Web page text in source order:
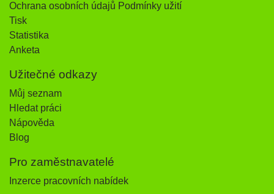
Ochrana osobních údajů Podmínky užití
Tisk
Statistika
Anketa
Užitečné odkazy
Můj seznam
Hledat práci
Nápověda
Blog
Pro zaměstnavatelé
Inzerce pracovních nabídek